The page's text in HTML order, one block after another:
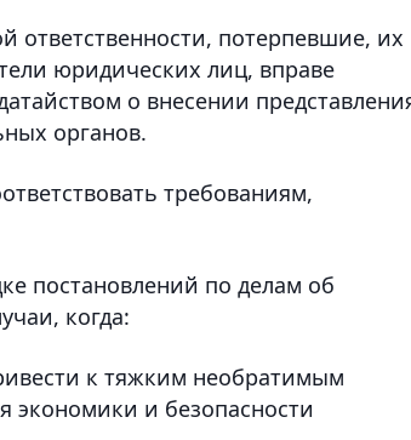
ответственности, потерпевшие, их
юридических лиц, вправе
о внесении
органов.
требованиям,
постановлений по делам об
когда:
к тяжким необратимым
экономики и безопасности